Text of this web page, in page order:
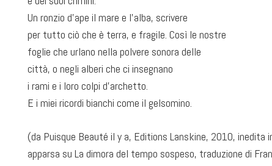
Un ronzio d’ape il mare e l’alba, scrivere
per tutto ciò che è terra, e fragile. Così le nostre
foglie che urlano nella polvere sonora delle
città, o negli alberi che ci insegnano
i rami e i loro colpi d’archetto.
E i miei ricordi bianchi come il gelsomino.
(da Puisque Beauté il y a, Editions Lanskine, 2010, inedita
apparsa su La dimora del tempo sospeso, traduzione di